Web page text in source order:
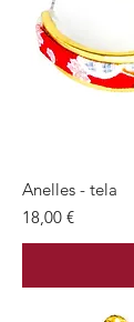
Anelles - tela
Preu
18,00 €